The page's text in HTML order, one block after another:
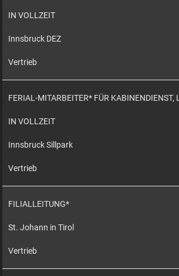
IN VOLLZEIT
Innsbruck DEZ
Vertrieb
FERIAL-MITARBEITER* FÜR KABINENDIENST,
IN VOLLZEIT
Innsbruck Sillpark
Vertrieb
FILIALLEITUNG*
St. Johann in Tirol
Vertrieb